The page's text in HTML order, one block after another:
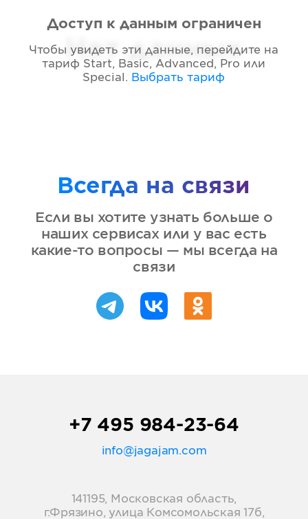
Нет данных
Доступ к данным ограничен
Чтобы увидеть эти данные, перейдите на
тариф Start, Basic, Advanced, Pro или
Special . Выбрать тариф
Всегда на связи
Если вы хотите узнать больше о
наших сервисах или у вас есть
какие-то вопросы — мы всегда на
связи
+7 495 984-23-64
info@jagajam.com
141195, Московская область,
г.Фрязино, улица Комсомольская 17б,